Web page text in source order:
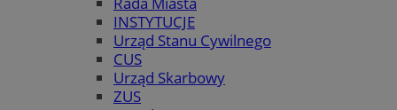
INSTYTUCJE
Urząd Stanu Cywilnego
CUS
Urząd Skarbowy
ZUS